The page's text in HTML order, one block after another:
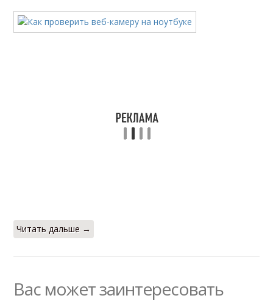
Читать дальше →
Вас может заинтересовать